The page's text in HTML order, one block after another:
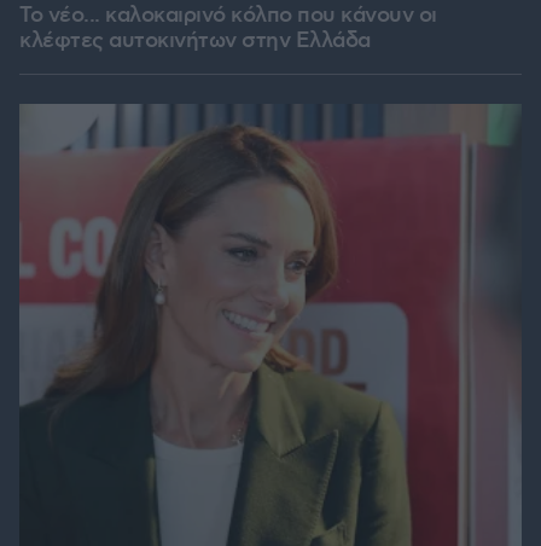
Το νέο... καλοκαιρινό κόλπο που κάνουν οι
κλέφτες αυτοκινήτων στην Ελλάδα